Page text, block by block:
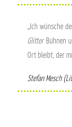
„Ich wünsche
GlitterBühnen
Ort bleibt, der
Stefan Mesch